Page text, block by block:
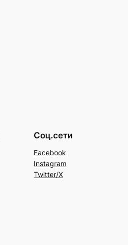
Соц.сети
Facebook
Instagram
Twitter/X